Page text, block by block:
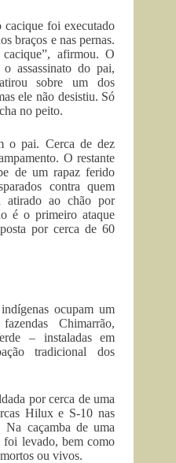
foi executado
braços e nas pernas.
afirmou. O
assassinato do pai,
sobre um dos
ele não desistiu. Só
no peito.
o pai. Cerca de dez
O restante
de um rapaz ferido
contra quem
atirado ao chão por
é o primeiro ataque
por cerca de 60
ocupam um
Chimarrão,
– instaladas em
tradicional dos
por cerca de uma
Hilux e S-10 nas
Na caçamba de uma
levado, bem como
ou vivos.